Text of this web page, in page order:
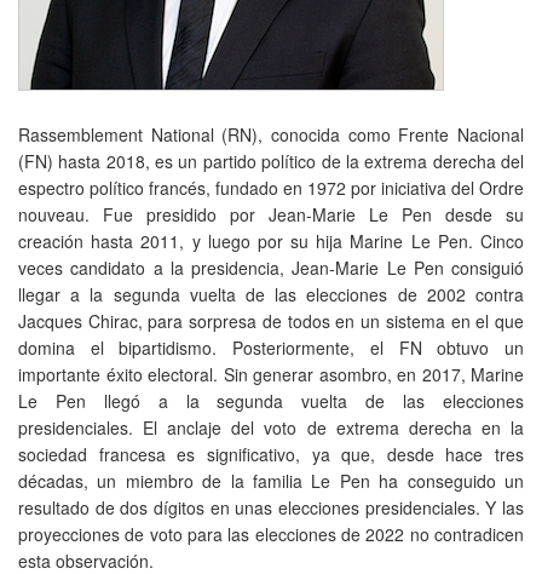
Rassemblement National (RN), conocida como Frente Nacional
(FN) hasta 2018, es un partido político de la extrema derecha del
espectro político francés, fundado en 1972 por iniciativa del Ordre
nouveau. Fue presidido por Jean-Marie Le Pen desde su
creación hasta 2011, y luego por su hija Marine Le Pen. Cinco
veces candidato a la presidencia, Jean-Marie Le Pen consiguió
llegar a la segunda vuelta de las elecciones de 2002 contra
Jacques Chirac, para sorpresa de todos en un sistema en el que
domina el bipartidismo. Posteriormente, el FN obtuvo un
importante éxito electoral. Sin generar asombro, en 2017, Marine
Le Pen llegó a la segunda vuelta de las elecciones
presidenciales. El anclaje del voto de extrema derecha en la
sociedad francesa es significativo, ya que, desde hace tres
décadas, un miembro de la familia Le Pen ha conseguido un
resultado de dos dígitos en unas elecciones presidenciales. Y las
proyecciones de voto para las elecciones de 2022 no contradicen
esta observación.